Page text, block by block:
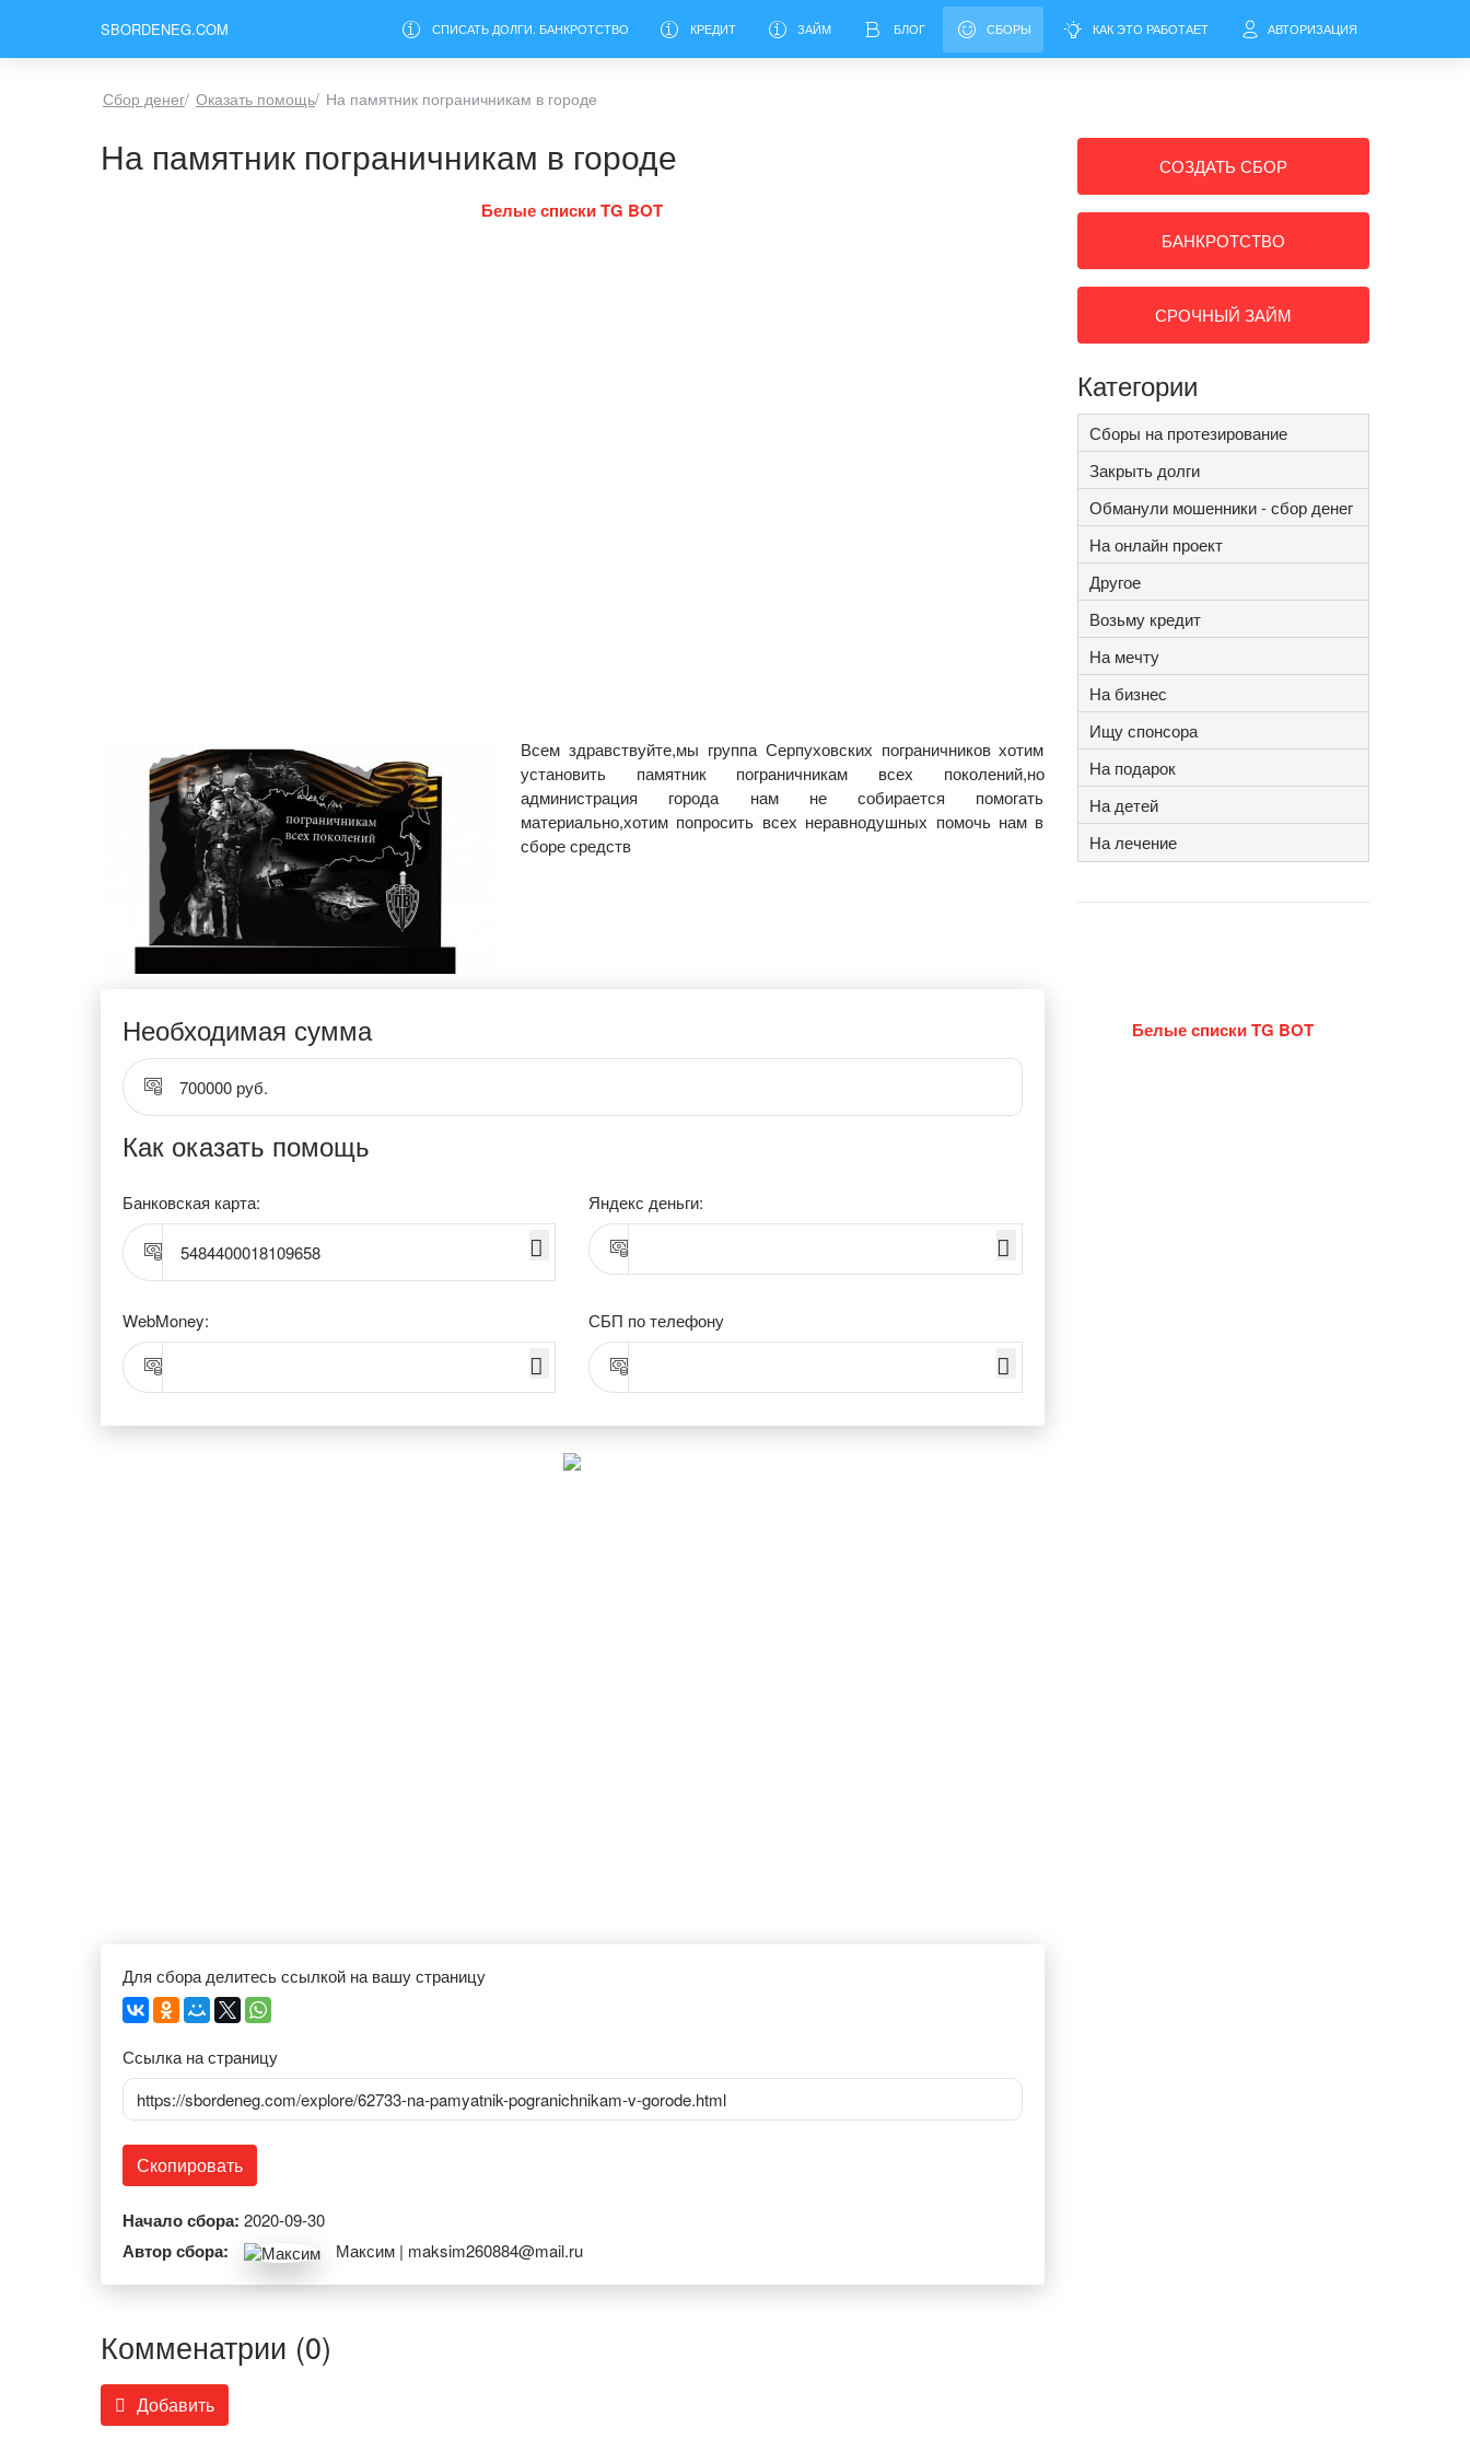
SBORDENEG.COM СПИСАТЬ ДОЛГИ. БАНКРОТСТВО КРЕДИТ ЗАЙМ БЛОГ СБОРЫ КАК ЭТО РАБОТАЕТ АВТОРИЗАЦИЯ
Сбор денег/ Оказать помощь/ На памятник пограничникам в городе
На памятник пограничникам в городе
Белые списки TG BOT
Всем здравствуйте,мы группа Серпуховских пограничников хотим
установить памятник пограничникам всех поколений,но
администрация города нам не собирается помогать
материально,хотим попросить всех неравнодушных помочь нам в
сборе средств
Необходимая сумма
700000 руб.
Как оказать помощь
Банковская карта:
5484400018109658
Яндекс деньги:
WebMoney: СБП по телефону
Для сбора делитесь ссылкой на вашу страницу
Ссылка на страницу
https://sbordeneg.com/explore/62733-na-pamyatnik-pogranichnikam-v-gorode.html
Скопировать
Начало сбора: 2020-09-30
Автор сбора: Максим | maksim260884@mail.ru
Комменатрии (0)
Добавить
СОЗДАТЬ СБОР
БАНКРОТСТВО
СРОЧНЫЙ ЗАЙМ
Категории
Сборы на протезирование
Закрыть долги
Обманули мошенники - сбор денег
На онлайн проект
Другое
Возьму кредит
На мечту
На бизнес
Ищу спонсора
На подарок
На детей
На лечение
Белые списки TG BOT